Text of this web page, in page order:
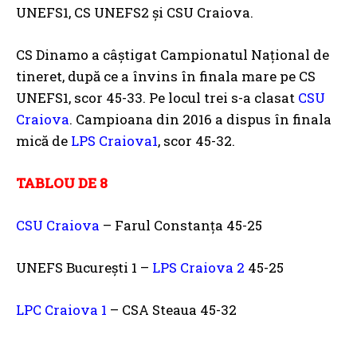
UNEFS1, CS UNEFS2 și CSU Craiova.
CS Dinamo a câștigat Campionatul Național de
tineret, după ce a învins în finala mare pe CS
UNEFS1, scor 45-33. Pe locul trei s-a clasat CSU
Craiova. Campioana din 2016 a dispus în finala
mică de LPS Craiova1, scor 45-32.
TABLOU DE 8
CSU Craiova – Farul Constanța 45-25
UNEFS București 1 – LPS Craiova 2 45-25
LPC Craiova 1 – CSA Steaua 45-32